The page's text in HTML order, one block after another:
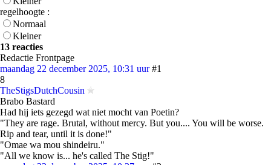
regelhoogte :
Normaal
Kleiner
13 reacties
Redactie Frontpage
maandag 22 december 2025, 10:31 uur #1
8
TheStigsDutchCousin
Brabo Bastard
Had hij iets gezegd wat niet mocht van Poetin?
"They are rage. Brutal, without mercy. But you.... You will be worse.
Rip and tear, until it is done!"
"Omae wa mou shindeiru."
"All we know is... he's called The Stig!"